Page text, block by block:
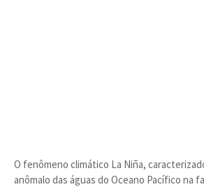
O fenômeno climático La Niña,
anômalo das águas do Oceano Pacífico na